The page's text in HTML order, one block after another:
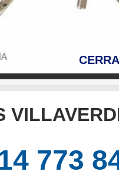
773